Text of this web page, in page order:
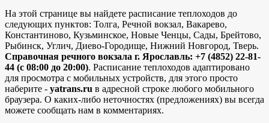
На этой странице вы найдете расписание теплоходов до
следующих пунктов: Толга, Речной вокзал, Вакарево,
Константиново, Кузьминское, Новые Ченцы, Сады, Брейтово,
Рыбинск, Углич, Диево-Городище, Нижний Новгород, Тверь.
Справочная речного вокзала г. Ярославль: +7 (4852) 22-81-
44 (с 08:00 до 20:00). Расписание теплоходов адаптировано
для просмотра с мобильных устройств, для этого просто
наберите - yatrans.ru в адресной строке любого мобильного
браузера. О каких-либо неточностях (предложениях) вы всегда
можете сообщать нам в комментариях.